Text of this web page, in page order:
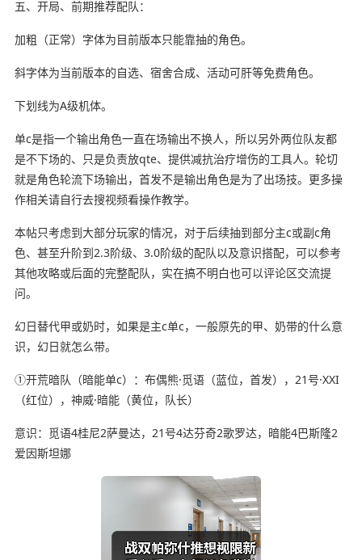
五、开局、前期推荐配队：
加粗（正常）字体为目前版本只能靠抽的角色。
斜字体为当前版本的自选、宿舍合成、活动可肝等免费角色。
下划线为A级机体。
单c是指一个输出角色一直在场输出不换人，所以另外两位队友都
是不下场的、只是负责放qte、提供减抗治疗增伤的工具人。轮切
就是角色轮流下场输出，首发不是输出角色是为了出场技。更多操
作相关请自行去搜视频看操作教学。
本帖只考虑到大部分玩家的情况，对于后续抽到部分主c或副c角
色、甚至升阶到2.3阶级、3.0阶级的配队以及意识搭配，可以参考
其他攻略或后面的完整配队，实在搞不明白也可以评论区交流提
问。
幻日替代甲或奶时，如果是主c单c，一般原先的甲、奶带的什么意
识，幻日就怎么带。
①开荒暗队（暗能单c）：布偶熊·觅语（蓝位，首发），21号·XXI
（红位），神威·暗能（黄位，队长）
意识：觅语4桂尼2萨曼达，21号4达芬奇2歌罗达，暗能4巴斯隆2
爱因斯坦娜